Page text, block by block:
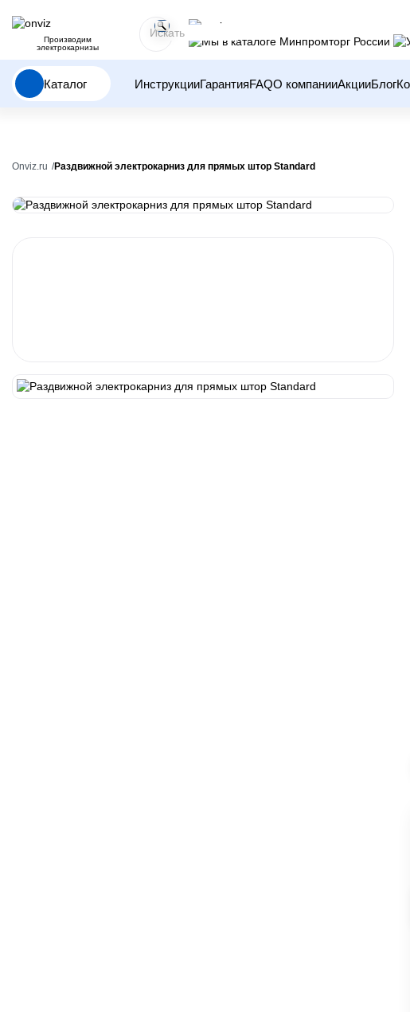
Производим
электрокарнизы
Каталог ИнструкцииГарантияFAQО компанииАкцииБлог
Onviz.ru Раздвижной электрокарниз для прямых штор Standard